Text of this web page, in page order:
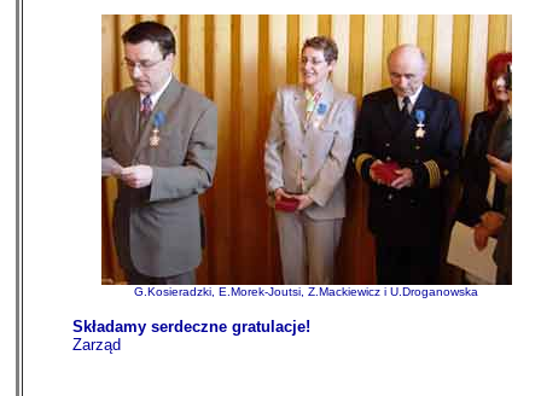
G.Kosieradzki, E.Morek-Joutsi, Z.Mackiewicz i U.Droganowska
Składamy serdeczne gratulacje!
Zarząd